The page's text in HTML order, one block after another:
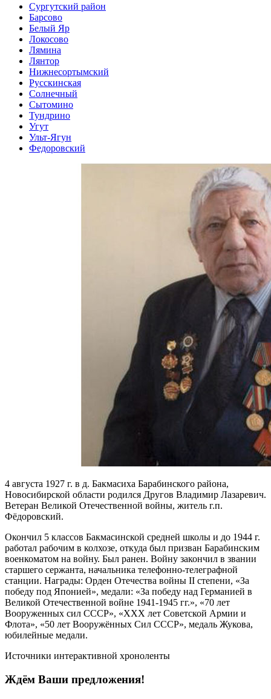
Сургутский район
Барсово
Белый Яр
Локосово
Лямина
Лянтор
Нижнесортымский
Русскинская
Солнечный
Сытомино
Тундрино
Угут
Ульт-Ягун
Федоровский
4 августа 1927 г. в д. Бакмасиха Барабинского района,
Новосибирской области родился Другов Владимир Лазаревич.
Ветеран Великой Отечественной войны, житель г.п.
Фёдоровский.
Окончил 5 классов Бакмасинской средней школы и до 1944 г.
работал рабочим в колхозе, откуда был призван Барабинским
военкоматом на войну. Был ранен. Войну закончил в звании
старшего сержанта, начальника телефонно-телеграфной
станции. Награды: Орден Отечества войны II степени, «За
победу под Японией», медали: «За победу над Германией в
Великой Отечественной войне 1941-1945 гг.», «70 лет
Вооруженных сил СССР», «XXX лет Советской Армии и
Флота», «50 лет Вооружённых Сил СССР», медаль Жукова,
юбилейные медали.
Источники интерактивной хроноленты
Ждём Ваши предложения!